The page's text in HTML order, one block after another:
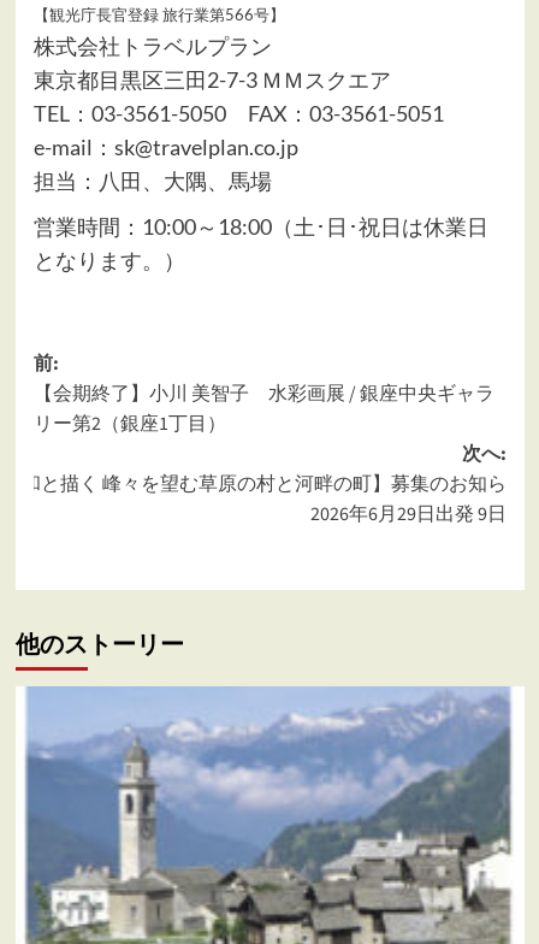
【観光庁長官登録 旅行業第566号】
株式会社トラベルプラン
東京都目黒区三田2-7-3 ＭＭスクエア
TEL：03-3561-5050 FAX：03-3561-5051
e-mail：sk@travelplan.co.jp
担当：八田、大隅、馬場
営業時間：10:00～18:00（土･日･祝日は休業日
となります。）
投
稿
ナ
ビ
シ
ョ
ン
前:
【会期終了】小川 美智子 水彩画展 / 銀座中央ギャラ
リー第2（銀座1丁目）
次へ:
和と描く 峰々を望む草原の村と河畔の町】募集のお知ら
年6月29日出発 9日
他のストーリー